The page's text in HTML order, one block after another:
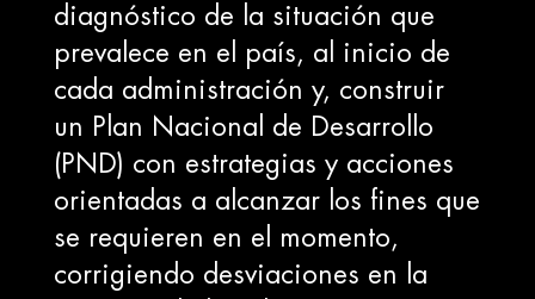
diagnóstico de la situación que
prevalece en el país, al inicio de
cada administración y, construir
un Plan Nacional de Desarrollo
(PND) con estrategias y acciones
orientadas a alcanzar los fines que
se requieren en el momento,
corrigiendo desviaciones en la